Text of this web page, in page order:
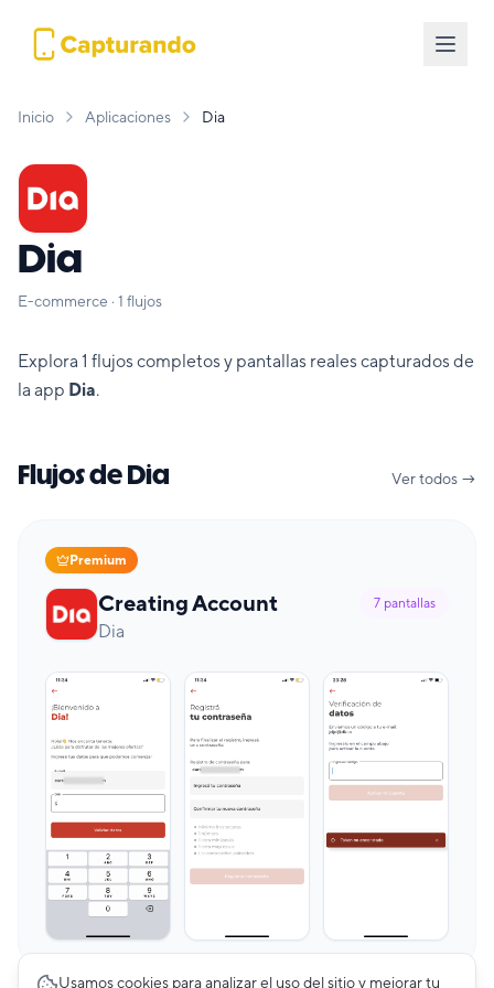
Inicio Aplicaciones Dia
Dia
E-commerce · 1 flujos
Explora 1 flujos completos y pantallas reales capturados de
la app Dia.
Flujos deDia Ver todos →
Premium
Creating Account
Dia
7 pantallas
Usamos cookies para analizar el uso del sitio y mejorar tu